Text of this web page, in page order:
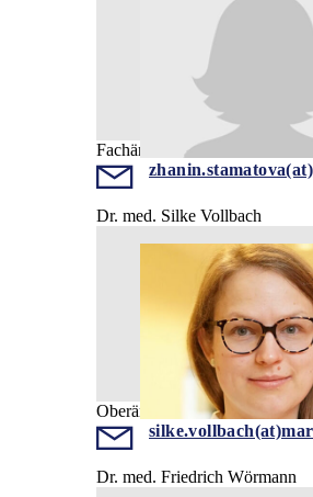
Fachärztin
Dr. med. Silke Vollbach
Oberärztin
Dr. med. Friedrich Wörmann